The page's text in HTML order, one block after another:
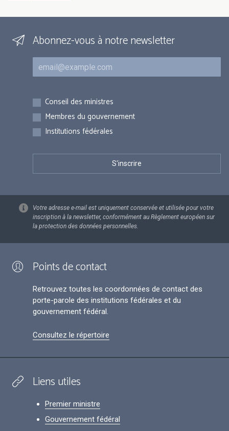
Abonnez-vous à notre newsletter
Courriel
Inscriptions
Conseil des ministres
Membres du gouvernement
Institutions fédérales
Votre adresse e-mail est uniquement conservée et utilisée pour votre
inscription à la newsletter, conformément au Règlement européen sur
la protection des données personnelles.
Points de contact
Retrouvez toutes les coordonnées de contact des
porte-parole des institutions fédérales et du
gouvernement fédéral.
Consultez le répertoire
Liens utiles
Premier ministre
Gouvernement fédéral